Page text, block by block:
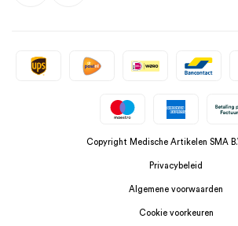
Copyright Medische Artikelen SMA
Privacybeleid
Algemene voorwaarden
Cookie voorkeuren